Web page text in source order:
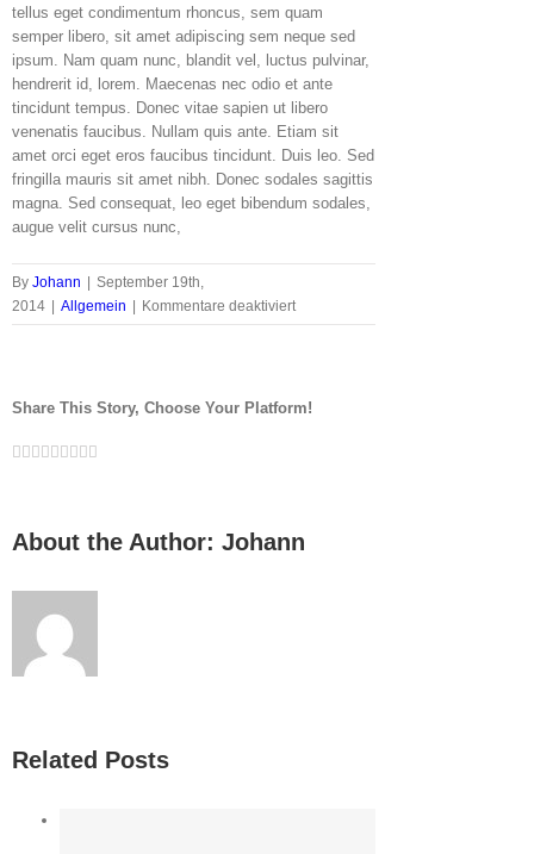
tellus eget condimentum rhoncus, sem quam
semper libero, sit amet adipiscing sem neque sed
ipsum. Nam quam nunc, blandit vel, luctus pulvinar,
hendrerit id, lorem. Maecenas nec odio et ante
tincidunt tempus. Donec vitae sapien ut libero
venenatis faucibus. Nullam quis ante. Etiam sit
amet orci eget eros faucibus tincidunt. Duis leo. Sed
fringilla mauris sit amet nibh. Donec sodales sagittis
magna. Sed consequat, leo eget bibendum sodales,
augue velit cursus nunc,
By Johann
September 19th,
2014
Allgemein Kommentare deaktiviertfür
Testbeitrag
Share This Story, Choose Your Platform!
Facebook
Twitter
LinkedIn
Reddit
Google+
Tumblr
Pinterest
Vk
About the Author: Johann
Related Posts